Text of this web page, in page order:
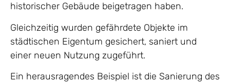
historischer Gebäude beigetragen haben.
Gleichzeitig wurden gefährdete Objekte im
städtischen Eigentum gesichert, saniert und
einer neuen Nutzung zugeführt.
Ein herausragendes Beispiel ist die Sanierung des